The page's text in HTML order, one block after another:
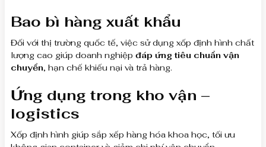
Bao bì hàng xuất khẩu
Đối với thị trường quốc tế, việc sử dụng xốp định hình chất
lượng cao giúp doanh nghiệp đáp ứng tiêu chuẩn vận
chuyển, hạn chế khiếu nại và trả hàng.
Ứng dụng trong kho vận –
logistics
Xốp định hình giúp sắp xếp hàng hóa khoa học, tối ưu